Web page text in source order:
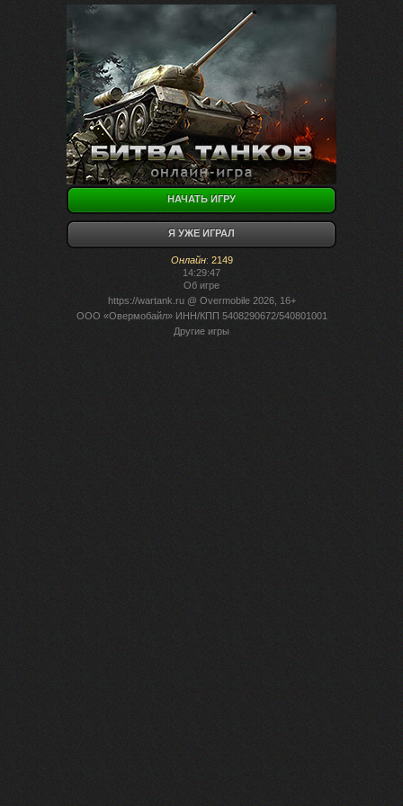
НАЧАТЬ ИГРУ
Я УЖЕ ИГРАЛ
Онлайн: 2149
14:29:47
Об игре
https://wartank.ru@ Overmobile 2026, 16+
ООО «Овермобайл» ИНН/КПП 5408290672/540801001
Другие игры